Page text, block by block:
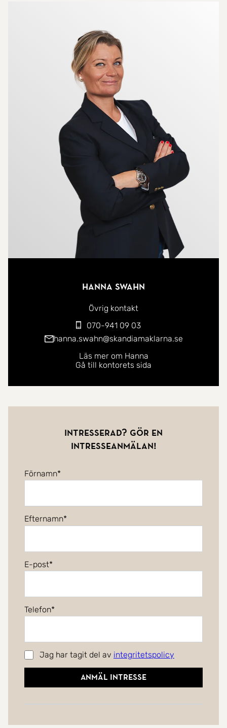
Hanna Swahn
Övrig kontakt
070-941 09 03
hanna.swahn@skandiamaklarna.se
Läs mer om Hanna
Gå till kontorets sida
Intresserad? Gör en
intresseanmälan!
Förnamn
Efternamn
E-post
Telefon
Jag har tagit del av integritetspolicy
Anmäl intresse